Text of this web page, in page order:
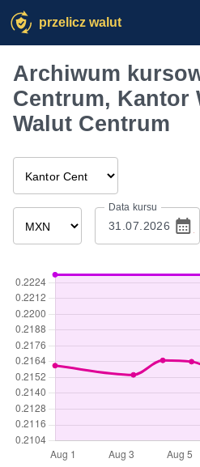
przelicz walut
Archiwum
Centrum, Kantor
Walut Centrum
Data kursu